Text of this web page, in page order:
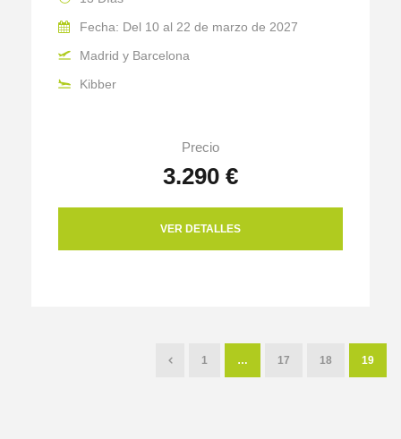
Fecha: Del 10 al 22 de marzo de 2027
Madrid y Barcelona
Kibber
Precio
3.290 €
VER DETALLES
1 … 17 18 19